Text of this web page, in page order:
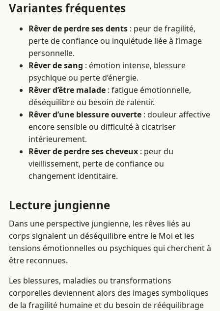
Variantes fréquentes
Rêver de perdre ses dents : peur de fragilité,
perte de confiance ou inquiétude liée à l’image
personnelle.
Rêver de sang : émotion intense, blessure
psychique ou perte d’énergie.
Rêver d’être malade : fatigue émotionnelle,
déséquilibre ou besoin de ralentir.
Rêver d’une blessure ouverte : douleur affective
encore sensible ou difficulté à cicatriser
intérieurement.
Rêver de perdre ses cheveux : peur du
vieillissement, perte de confiance ou
changement identitaire.
Lecture jungienne
Dans une perspective jungienne, les rêves liés au
corps signalent un déséquilibre entre le Moi et les
tensions émotionnelles ou psychiques qui cherchent à
être reconnues.
Les blessures, maladies ou transformations
corporelles deviennent alors des images symboliques
de la fragilité humaine et du besoin de rééquilibrage